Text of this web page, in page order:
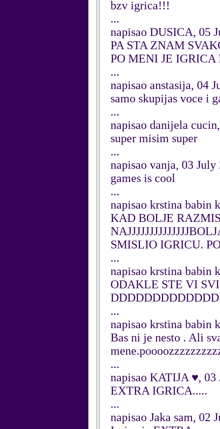
bzv igrica!!!
...
napisao DUSICA, 05
PA STA ZNAM
PO MENI JE
...
napisao anstasija, 04
samo skupijas voce i
...
napisao danijela
super misim super
...
napisao vanja, 03 July
games is cool
...
napisao krstina babin
KAD BOLJE
SMISLIO IGRICU.
...
napisao krstina babin
ODAKLE STE VI
...
napisao krstina babin
Bas ni je nesto . Ali
...
napisao KATIJA ♥, 03
EXTRA IGRICA.....
...
napisao Jaka sam, 02